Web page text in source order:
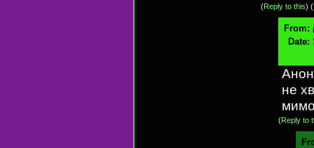
(Reply to this) (
From:
Date:
не
(Reply to